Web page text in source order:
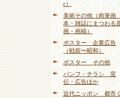
c）
美術その他（肉筆画
本・雑誌にまつわる
画・画稿）
ポスター 企業広告
（戦前〜昭和）
ポスター その他
パンフ・チラシ 宣
伝・広告ほか
近代ニッポン 都市く